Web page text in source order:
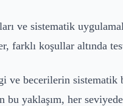
ve sistematik
farklı koşullar altında
ve becerilerin sistematik
yaklaşım, her